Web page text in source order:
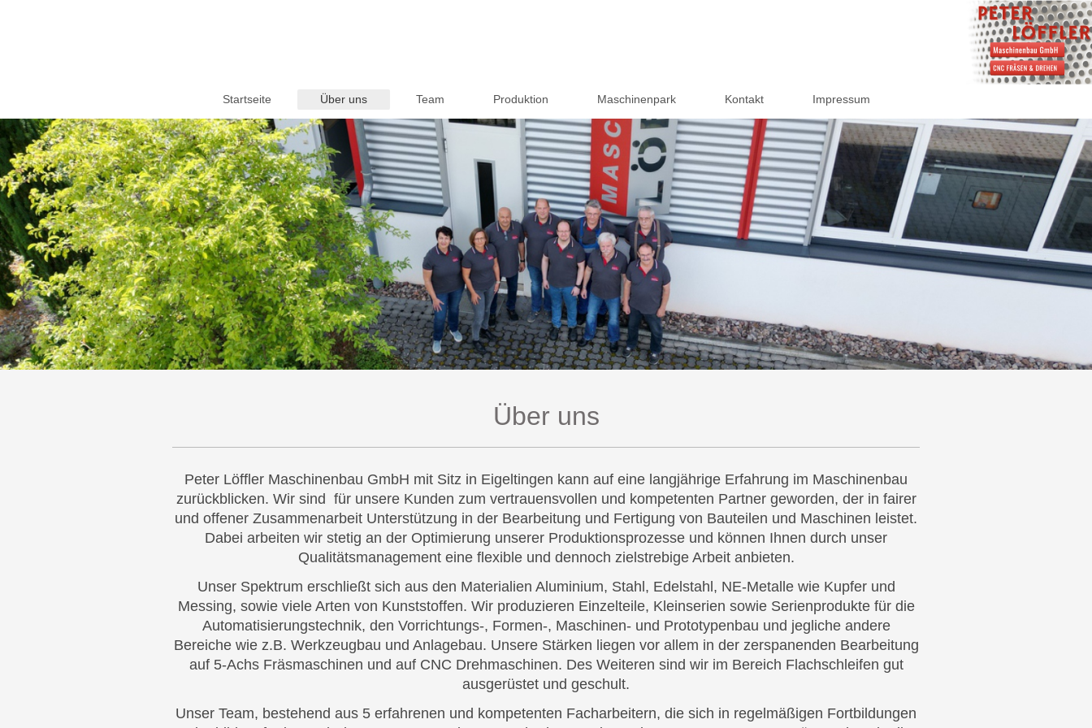
Startseite Über uns Team Produktion Maschinenpark Kontakt Impressum
Über uns
Peter Löffler Maschinenbau GmbH mit Sitz in Eigeltingen kann auf eine langjährige Erfahrung im Maschinenbau
zurückblicken. Wir sind für unsere Kunden zum vertrauensvollen und kompetenten Partner geworden, der in fairer
und offener Zusammenarbeit Unterstützung in der Bearbeitung und Fertigung von Bauteilen und Maschinen leistet.
Dabei arbeiten wir stetig an der Optimierung unserer Produktionsprozesse und können Ihnen durch unser
Qualitätsmanagement eine flexible und dennoch zielstrebige Arbeit anbieten.
Unser Spektrum erschließt sich aus den Materialien Aluminium, Stahl, Edelstahl, NE-Metalle wie Kupfer und
Messing, sowie viele Arten von Kunststoffen. Wir produzieren Einzelteile, Kleinserien sowie Serienprodukte für die
Automatisierungstechnik, den Vorrichtungs-, Formen-, Maschinen- und Prototypenbau und jegliche andere
Bereiche wie z.B. Werkzeugbau und Anlagebau. Unsere Stärken liegen vor allem in der zerspanenden Bearbeitung
auf 5-Achs Fräsmaschinen und auf CNC Drehmaschinen. Des Weiteren sind wir im Bereich Flachschleifen gut
ausgerüstet und geschult.
Unser Team, bestehend aus 5 erfahrenen und kompetenten Facharbeitern, die sich in regelmäßigen Fortbildungen